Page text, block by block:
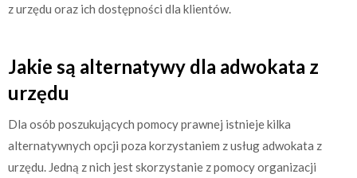
z urzędu oraz ich dostępności dla klientów.
Jakie są alternatywy dla adwokata z
urzędu
Dla osób poszukujących pomocy prawnej istnieje kilka
alternatywnych opcji poza korzystaniem z usług adwokata z
urzędu. Jedną z nich jest skorzystanie z pomocy organizacji